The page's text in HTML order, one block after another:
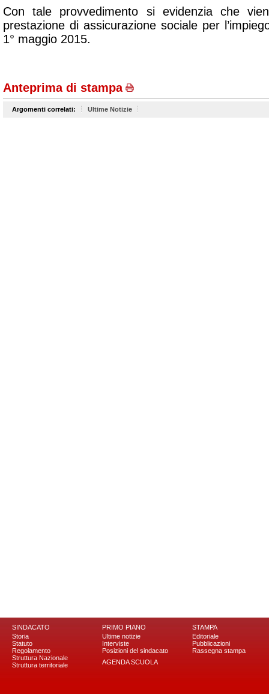
Con tale provvedimento si evidenzia che
prestazione di assicurazione sociale per
1° maggio 2015.
Anteprima di stampa
Argomenti correlati: Ultime Notizie
SINDACATO
Storia
Statuto
Regolamento
Struttura Nazionale
Struttura territoriale
PRIMO PIANO
Ultime notizie
Interviste
Posizioni del sindacato
AGENDA SCUOLA
STAMPA
Editoriale
Pubblicazioni
Rassegna stampa